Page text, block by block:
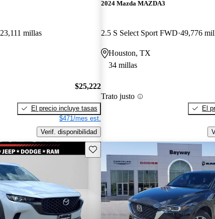
23,111 millas
$25,222
El precio incluye tasas
$471/mes est.
Verif. disponibilidad
2024 Mazda MAZDA3
2.5 S Select Sport FWD 49,776
Houston, TX
34 millas
Trato justo
El
Guarda este Aviso